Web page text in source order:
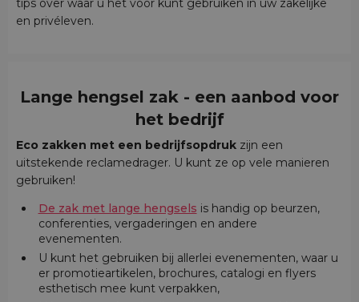
tips over waar u het voor kunt gebruiken in uw zakelijke
en privéleven.
Lange hengsel zak - een aanbod voor
het bedrijf
Eco zakken met een bedrijfsopdruk zijn een
uitstekende reclamedrager. U kunt ze op vele manieren
gebruiken!
De zak met lange hengsels is handig op beurzen,
conferenties, vergaderingen en andere
evenementen.
U kunt het gebruiken bij allerlei evenementen, waar u
er promotieartikelen, brochures, catalogi en flyers
esthetisch mee kunt verpakken,